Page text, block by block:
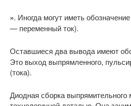
». Иногда могут иметь обозначение
— переменный ток).
Оставшиеся два вывода имеют
Это выход выпрямленного,
(тока).
Диодная сборка выпрямительного